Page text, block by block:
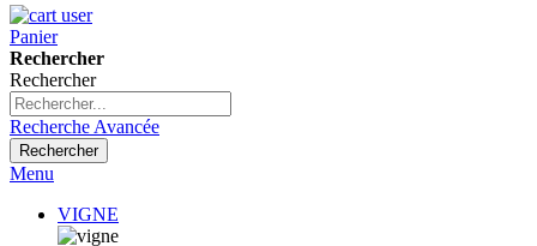
Panier
Rechercher
Rechercher
Recherche Avancée
Rechercher
Menu
VIGNE